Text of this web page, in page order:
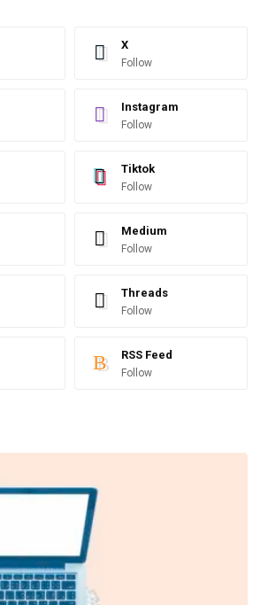
X
Follow
Instagram
Follow
Tiktok
Follow
Medium
Follow
Threads
Follow
RSS Feed
Follow